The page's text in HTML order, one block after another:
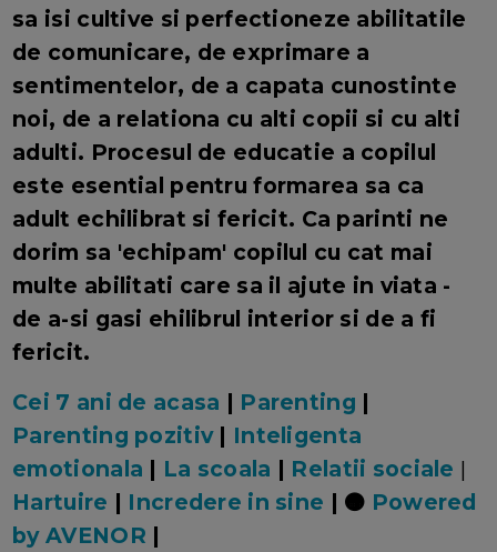
sa isi cultive si perfectioneze abilitatile
de comunicare, de exprimare a
sentimentelor, de a capata cunostinte
noi, de a relationa cu alti copii si cu alti
adulti. Procesul de educatie a copilul
este esential pentru formarea sa ca
adult echilibrat si fericit. Ca parinti ne
dorim sa 'echipam' copilul cu cat mai
multe abilitati care sa il ajute in viata -
de a-si gasi ehilibrul interior si de a fi
fericit.
Cei 7 ani de acasa | Parenting |
Parenting pozitiv| Inteligenta
emotionala | La scoala | Relatii sociale |
Hartuire | Incredere in sine | 🟠 Powered
by AVENOR |